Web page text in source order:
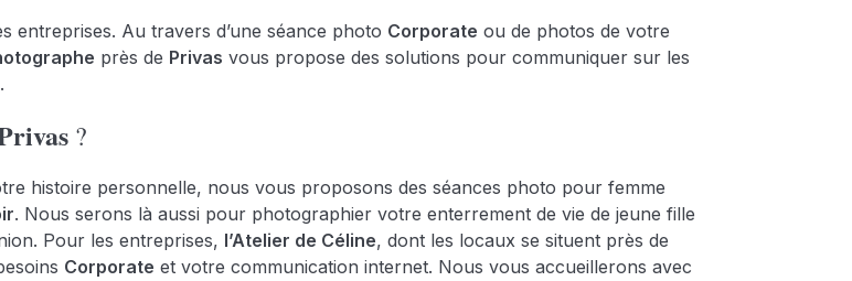
Au travers d’une séance photo Corporate ou de photos de votre
près de Privas vous propose des solutions pour communiquer sur les
?
histoire personnelle, nous vous proposons des séances photo pour femme
. Nous serons là aussi pour photographier votre enterrement de vie de jeune fille
Pour les entreprises, l’Atelier de Céline, dont les locaux se situent près de
Corporate et votre communication internet. Nous vous accueillerons avec